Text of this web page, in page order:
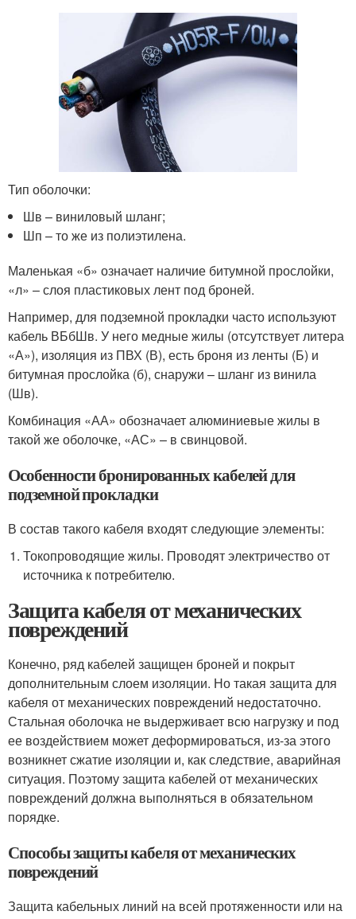
Тип оболочки:
Шв – виниловый шланг;
Шп – то же из полиэтилена.
Маленькая «б» означает наличие битумной прослойки,
«л» – слоя пластиковых лент под броней.
Например, для подземной прокладки часто используют
кабель ВБбШв. У него медные жилы (отсутствует литера
«А»), изоляция из ПВХ (В), есть броня из ленты (Б) и
битумная прослойка (б), снаружи – шланг из винила
(Шв).
Комбинация «АА» обозначает алюминиевые жилы в
такой же оболочке, «АС» – в свинцовой.
Особенности бронированных кабелей для
подземной прокладки
В состав такого кабеля входят следующие элементы:
Токопроводящие жилы. Проводят электричество от
источника к потребителю.
Защита кабеля от механических
повреждений
Конечно, ряд кабелей защищен броней и покрыт
дополнительным слоем изоляции. Но такая защита для
кабеля от механических повреждений недостаточно.
Стальная оболочка не выдерживает всю нагрузку и под
ее воздействием может деформироваться, из-за этого
возникнет сжатие изоляции и, как следствие, аварийная
ситуация. Поэтому защита кабелей от механических
повреждений должна выполняться в обязательном
порядке.
Способы защиты кабеля от механических
повреждений
Защита кабельных линий на всей протяженности или на